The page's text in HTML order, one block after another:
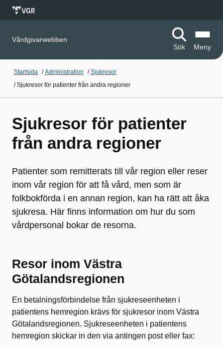
Vårdgivarwebben
Sök
Meny
Startsida /Administration /Sjukresor
/Sjukresor för patienter från andra regioner
Sjukresor för patienter
från andra regioner
Patienter som remitterats till vår region eller reser
inom vår region för att få vård, men som är
folkbokförda i en annan region, kan ha rätt att åka
sjukresa. Här finns information om hur du som
vårdpersonal bokar de resorna.
Resor inom Västra
Götalandsregionen
En betalningsförbindelse från sjukreseenheten i
patientens hemregion krävs för sjukresor inom Västra
Götalandsregionen. Sjukreseenheten i patientens
hemregion skickar in den via antingen post eller fax: